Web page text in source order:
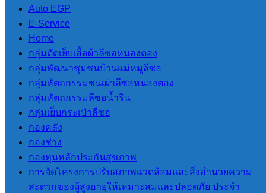
Auto EGP
E-Service
Home
กลุ่มตัดเย็บเสื้อผ้าลีซอหนองตอง
กลุ่มพัฒนาชุมชนบ้านแม่หมูลีซอ
กลุ่มหัตถกรรมชนเผ่าลีซอหนองตอง
กลุ่มหัตถกรรมลีซอน้ำริน
กลุ่มเย็บกระเป๋าลีซอ
กองคลัง
กองช่าง
กองทุนหลักประกันสุขภาพ
การจัดโครงการปรับสภาพแวดล้อมและสิ่งอำนวยความ
สะดวกของผู้สูงอายุให้เหมาะสมและปลอดภัย ประจำ
18.00 น.
คณะผู้บริหารพร้อมด้วย
พนักงานองค์การบริหาร
ส่วนตำบลสบป่อง
ร่วมพิธีถวายพวงมาลา ณ
ห้องประชุมที่อำเภอปางมะ